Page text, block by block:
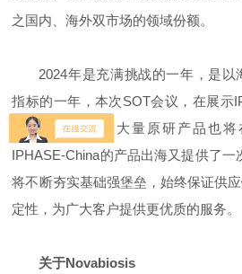
之国内、海外双市场的领域份额。
2024年是充满挑战的一年，是
指标的一年，本次SOT会议，在展示
IPHASE-China的大量原研产品也
IPHASE-China的产品出海又提供了一
将不断夯实基础强堡垒，始终保证供
定性，为广大客户提供更优质的服务。
关于Novabiosis